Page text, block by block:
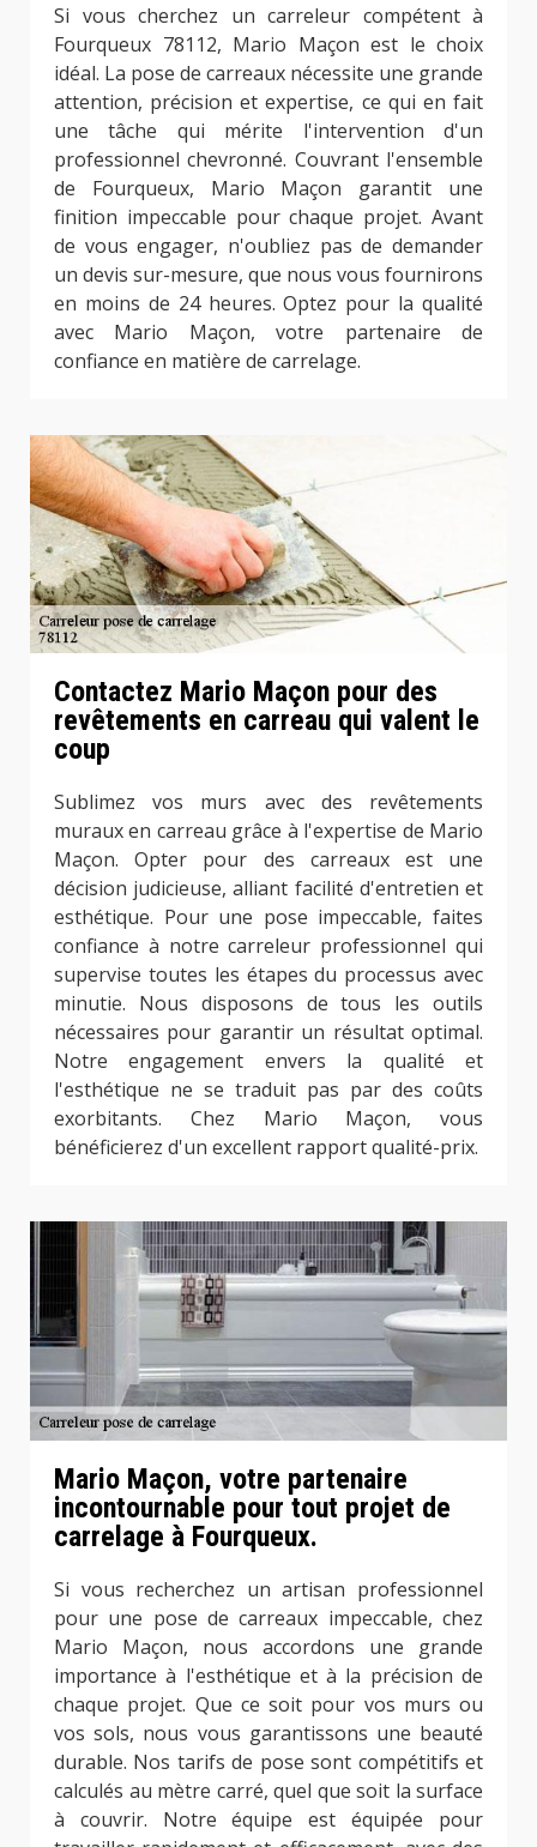
Si vous cherchez un carreleur compétent à
Fourqueux 78112, Mario Maçon est le choix
idéal. La pose de carreaux nécessite une grande
attention, précision et expertise, ce qui en fait
une tâche qui mérite l'intervention d'un
professionnel chevronné. Couvrant l'ensemble
de Fourqueux, Mario Maçon garantit une
finition impeccable pour chaque projet. Avant
de vous engager, n'oubliez pas de demander
un devis sur-mesure, que nous vous fournirons
en moins de 24 heures. Optez pour la qualité
avec Mario Maçon, votre partenaire de
confiance en matière de carrelage.
Contactez Mario Maçon pour des
revêtements en carreau qui valent le
coup
Sublimez vos murs avec des revêtements
muraux en carreau grâce à l'expertise de Mario
Maçon. Opter pour des carreaux est une
décision judicieuse, alliant facilité d'entretien et
esthétique. Pour une pose impeccable, faites
confiance à notre carreleur professionnel qui
supervise toutes les étapes du processus avec
minutie. Nous disposons de tous les outils
nécessaires pour garantir un résultat optimal.
Notre engagement envers la qualité et
l'esthétique ne se traduit pas par des coûts
exorbitants. Chez Mario Maçon, vous
bénéficierez d'un excellent rapport qualité-prix.
Mario Maçon, votre partenaire
incontournable pour tout projet de
carrelage à Fourqueux.
Si vous recherchez un artisan professionnel
pour une pose de carreaux impeccable, chez
Mario Maçon, nous accordons une grande
importance à l'esthétique et à la précision de
chaque projet. Que ce soit pour vos murs ou
vos sols, nous vous garantissons une beauté
durable. Nos tarifs de pose sont compétitifs et
calculés au mètre carré, quel que soit la surface
à couvrir. Notre équipe est équipée pour